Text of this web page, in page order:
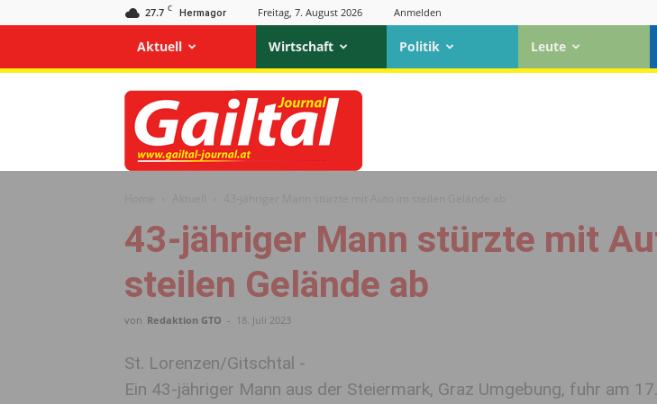
27.7 C Hermagor Freitag, 7. August 2026 Anmelden
Aktuell Wirtschaft Politik Leute
Gailtal
Journal
43-jähriger Mann stürzte mit
steilen Gelände ab
von Redaktion GTO - 18. Juli 2023
St. Lorenzen/Gitschtal -
Ein 43-jähriger Mann aus der Steiermark, Graz Umgebung, fuhr am